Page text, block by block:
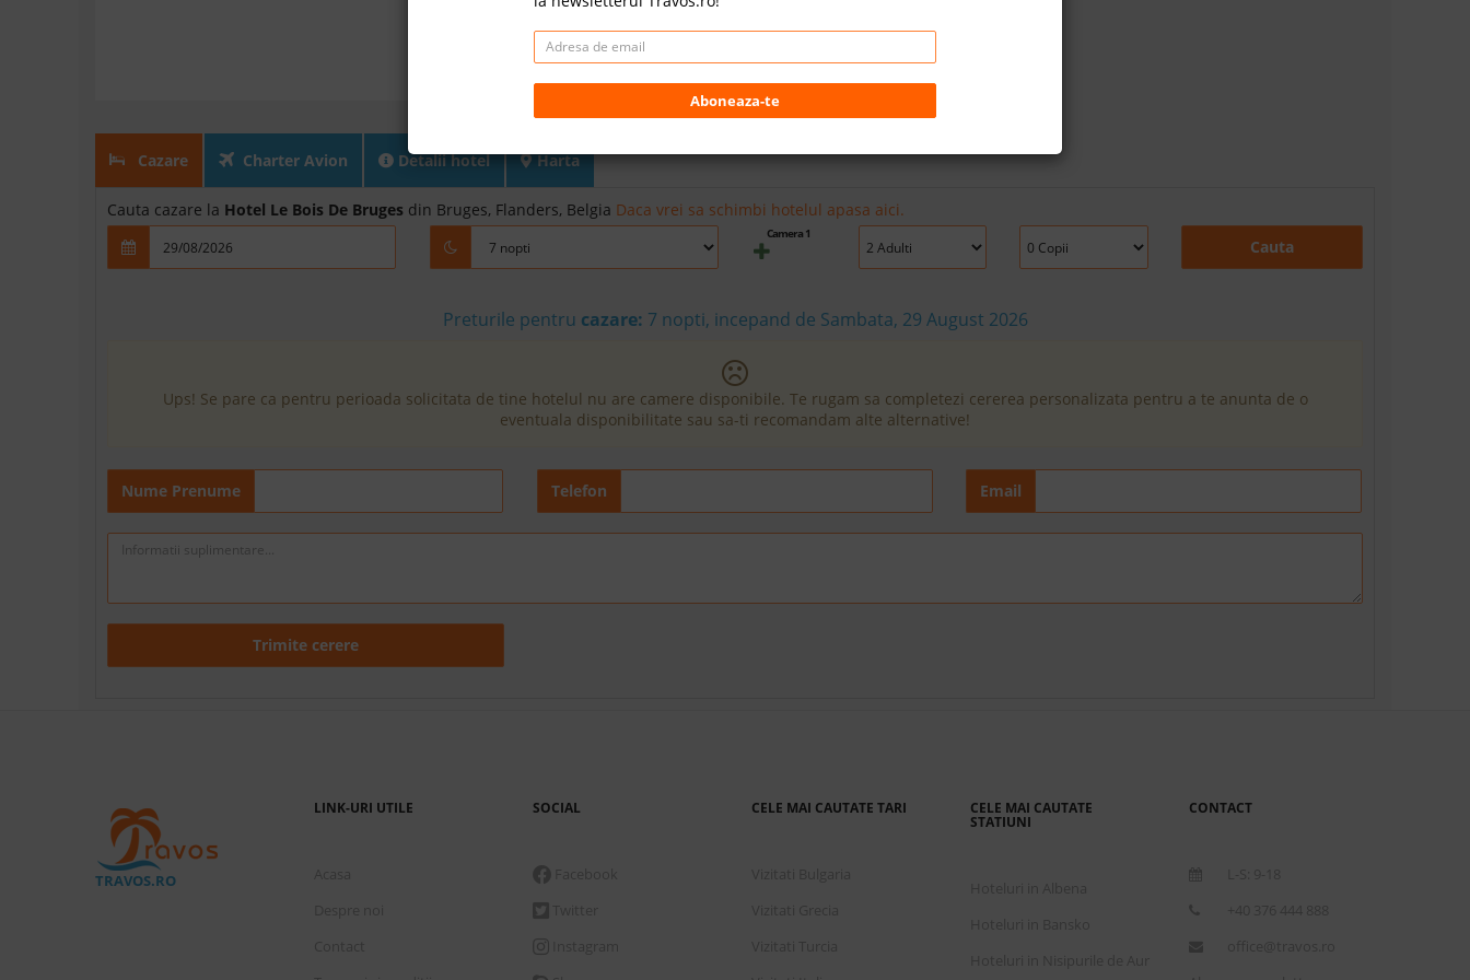
Cazare Charter Avion Detalii hotel Harta
Cauta cazare la Hotel Le Bois De Bruges din Bruges, Flanders, Belgia Daca vrei sa schimbi hotelul apasa aici.
Camera 1
Cauta
Preturile pentru cazare: 7 nopti, incepand de Sambata, 29 August 2026
Ups! Se pare ca pentru perioada solicitata de tine hotelul nu are camere disponibile. Te rugam sa completezi cererea personalizata pentru a te anunta de o
eventuala disponibilitate sau sa-ti recomandam alte alternative!
Nume Prenume Telefon Email
Trimite cerere
Aboneaza-te
TRAVOS.RO
LINK-URI UTILE SOCIAL CELE MAI CAUTATE TARI CELE MAI CAUTATE
STATIUNI
CONTACT